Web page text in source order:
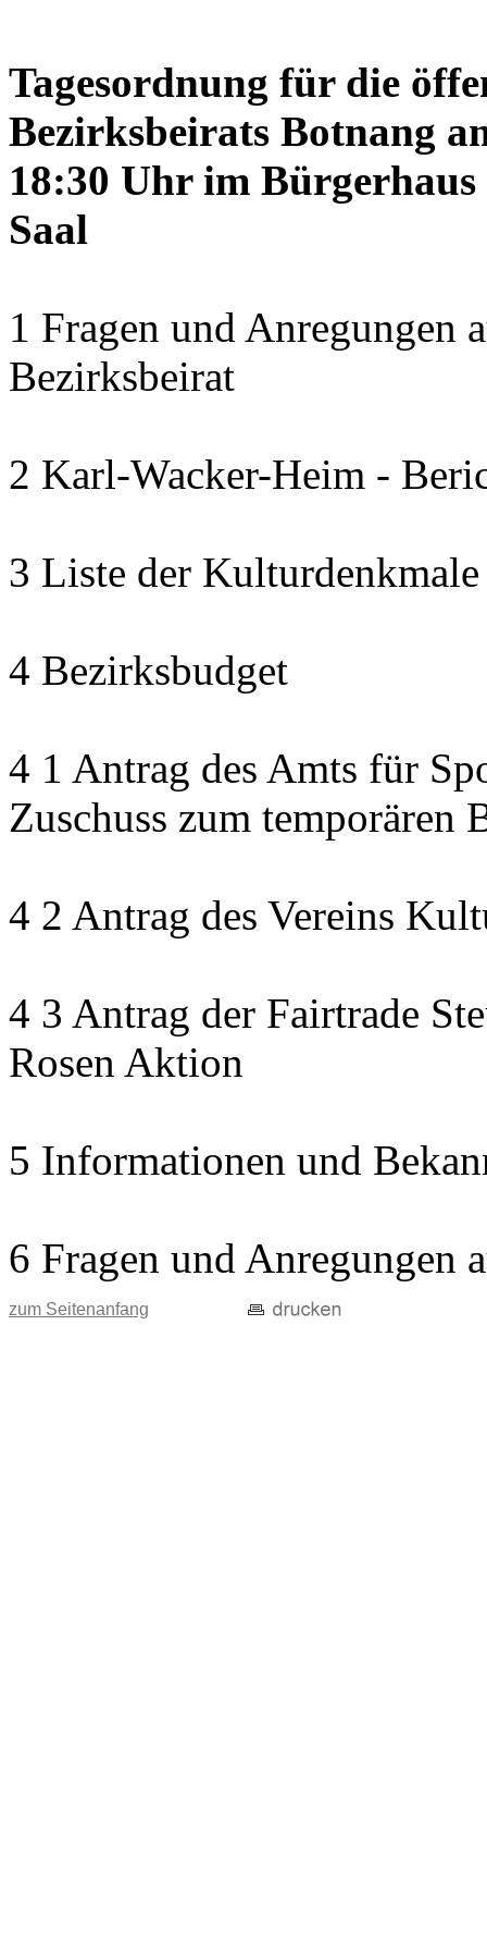
Tagesordnung für die
Bezirksbeirats Botnang
18:30 Uhr im
Saal
1 Fragen und Anregungen
Bezirksbeirat
2 Karl-Wacker-Heim -
3 Liste der
4 Bezirksbudget
4 1 Antrag des Amts für
Zuschuss zum temporären
4 2 Antrag des Vereins
4 3 Antrag der Fairtrade
Rosen Aktion
5 Informationen und
6 Fragen und Anregungen
zum Seitenanfang